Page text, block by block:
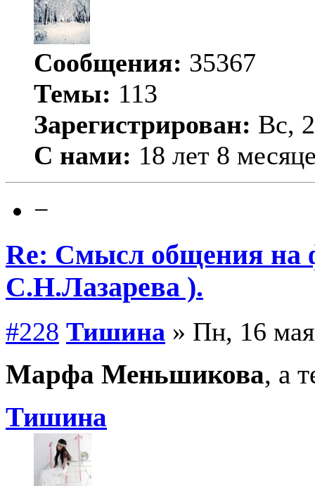
Сообщения: 35367
Темы: 113
Зарегистрирован: Вс,
С нами: 18 лет 8
−
Re: Смысл общения на
С.Н.Лазарева ).
#228 Тишина » Пн, 16
Марфа Меньшикова, а
Тишина